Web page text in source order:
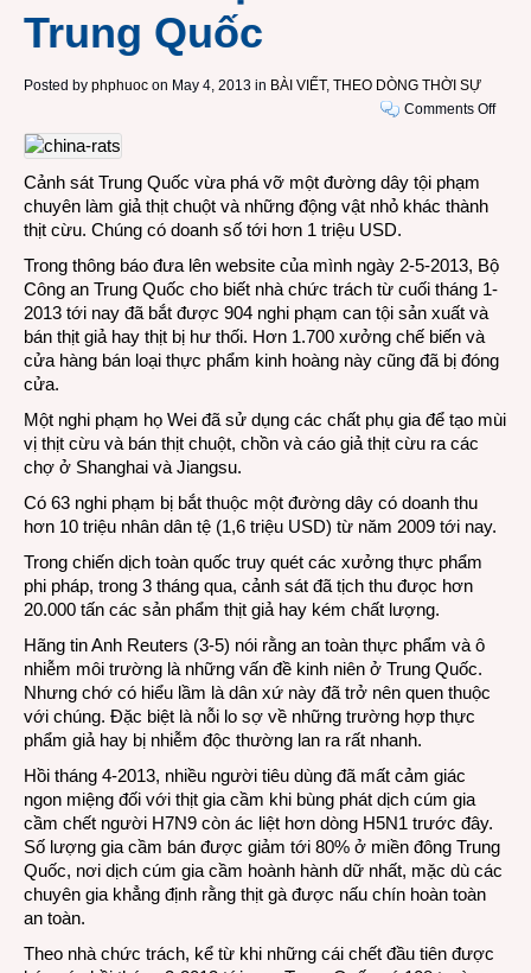
Trung Quốc
Posted by phphuoc on May 4, 2013 in BÀI VIẾT, THEO DÒNG THỜI SỰ
Comments Offon
cừu
Cảnh sát Trung Quốc vừa phá vỡ một đường dây tội phạm
chuyên làm giả thịt chuột và những động vật nhỏ khác thành
thịt cừu. Chúng có doanh số tới hơn 1 triệu USD.
Trong thông báo đưa lên website của mình ngày 2-5-2013, Bộ
Công an Trung Quốc cho biết nhà chức trách từ cuối tháng 1-
2013 tới nay đã bắt được 904 nghi phạm can tội sản xuất và
bán thịt giả hay thịt bị hư thối. Hơn 1.700 xưởng chế biến và
cửa hàng bán loại thực phẩm kinh hoàng này cũng đã bị đóng
cửa.
Một nghi phạm họ Wei đã sử dụng các chất phụ gia để tạo mùi
vị thịt cừu và bán thịt chuột, chồn và cáo giả thịt cừu ra các
chợ ở Shanghai và Jiangsu.
Có 63 nghi phạm bị bắt thuộc một đường dây có doanh thu
hơn 10 triệu nhân dân tệ (1,6 triệu USD) từ năm 2009 tới nay.
Trong chiến dịch toàn quốc truy quét các xưởng thực phẩm
phi pháp, trong 3 tháng qua, cảnh sát đã tịch thu đưọc hơn
20.000 tấn các sản phẩm thịt giả hay kém chất lượng.
Hãng tin Anh Reuters (3-5) nói rằng an toàn thực phẩm và ô
nhiễm môi trường là những vấn đề kinh niên ở Trung Quốc.
Nhưng chớ có hiểu lầm là dân xứ này đã trở nên quen thuộc
với chúng. Đặc biệt là nỗi lo sợ về những trường hợp thực
phẩm giả hay bị nhiễm độc thường lan ra rất nhanh.
Hồi tháng 4-2013, nhiều người tiêu dùng đã mất cảm giác
ngon miệng đối với thịt gia cầm khi bùng phát dịch cúm gia
cầm chết người H7N9 còn ác liệt hơn dòng H5N1 trước đây.
Số lượng gia cầm bán được giảm tới 80% ở miền đông Trung
Quốc, nơi dịch cúm gia cầm hoành hành dữ nhất, mặc dù các
chuyên gia khẳng định rằng thịt gà được nấu chín hoàn toàn
an toàn.
Theo nhà chức trách, kể từ khi những cái chết đầu tiên được